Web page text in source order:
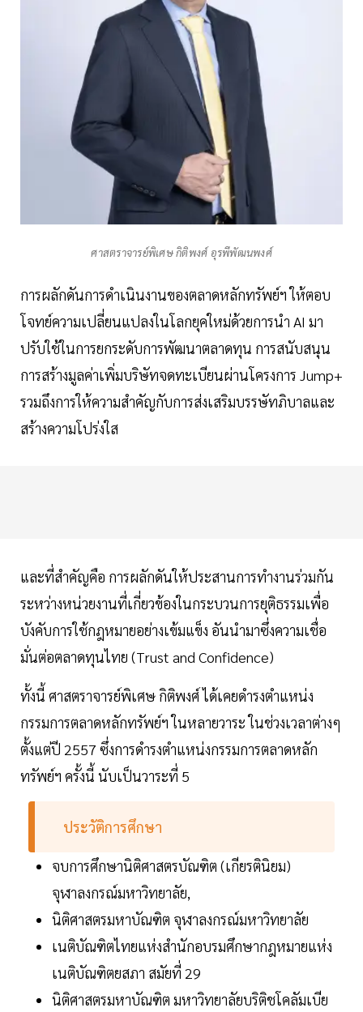
ศาสตราจารย์พิเศษ กิติพงศ์ อุรพีพัฒนพงศ์
การผลักดันการดำเนินงานของตลาดหลักทรัพย์ฯ ให้ตอบ
โจทย์ความเปลี่ยนแปลงในโลกยุคใหม่ด้วยการนำ AI มา
ปรับใช้ในการยกระดับการพัฒนาตลาดทุน การสนับสนุน
การสร้างมูลค่าเพิ่มบริษัทจดทะเบียนผ่านโครงการ Jump+
รวมถึงการให้ความสำคัญกับการส่งเสริมบรรษัทภิบาลและ
สร้างความโปร่งใส
และที่สำคัญคือ การผลักดันให้ประสานการทำงานร่วมกัน
ระหว่างหน่วยงานที่เกี่ยวข้องในกระบวนการยุติธรรมเพื่อ
บังคับการใช้กฎหมายอย่างเข้มแข็ง อันนำมาซึ่งความเชื่อ
มั่นต่อตลาดทุนไทย (Trust and Confidence)
ทั้งนี้ ศาสตราจารย์พิเศษ กิติพงศ์ ได้เคยดำรงตำแหน่ง
กรรมการตลาดหลักทรัพย์ฯ ในหลายวาระ ในช่วงเวลาต่างๆ
ตั้งแต่ปี 2557 ซึ่งการดำรงตำแหน่งกรรมการตลาดหลัก
ทรัพย์ฯ ครั้งนี้ นับเป็นวาระที่ 5
ประวัติการศึกษา
จบการศึกษานิติศาสตรบัณฑิต (เกียรตินิยม)
จุฬาลงกรณ์มหาวิทยาลัย,
นิติศาสตรมหาบัณฑิต จุฬาลงกรณ์มหาวิทยาลัย
เนติบัณฑิตไทยแห่งสำนักอบรมศึกษากฎหมายแห่ง
เนติบัณฑิตยสภา สมัยที่ 29
นิติศาสตรมหาบัณฑิต มหาวิทยาลัยบริติชโคลัมเบีย